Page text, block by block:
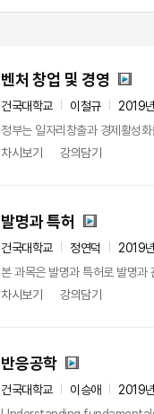
벤처 창업 및 경영
건국대학교 이철규
2019
정부는 일자리창출과 경제활성
차시보기
강의담기
발명과 특허
건국대학교 정연덕
2019
본 과목은 발명과 특허로 발명
차시보기
강의담기
반응공학
건국대학교 이승애
2019